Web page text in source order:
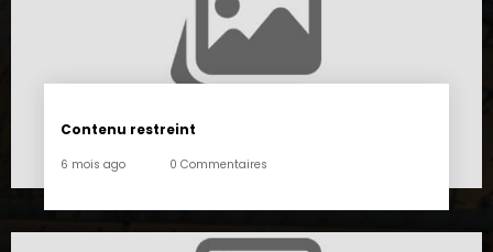
Contenu restreint
6 mois ago 0 Commentaires